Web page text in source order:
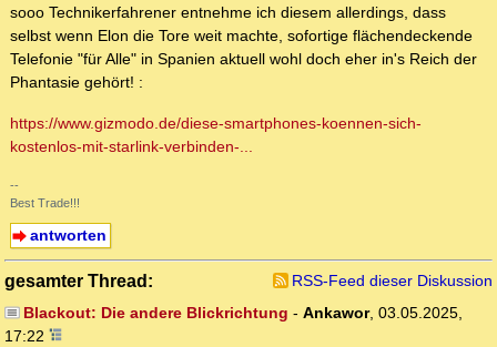
sooo Technikerfahrener entnehme ich diesem allerdings, dass
selbst wenn Elon die Tore weit machte, sofortige flächendeckende
Telefonie "für Alle" in Spanien aktuell wohl doch eher in's Reich der
Phantasie gehört! :
https://www.gizmodo.de/diese-smartphones-koennen-sich-
kostenlos-mit-starlink-verbinden-...
--
Best Trade!!!
antworten
gesamter Thread:
RSS-Feed dieser Diskussion
Blackout: Die andere Blickrichtung - Ankawor, 03.05.2025,
17:22